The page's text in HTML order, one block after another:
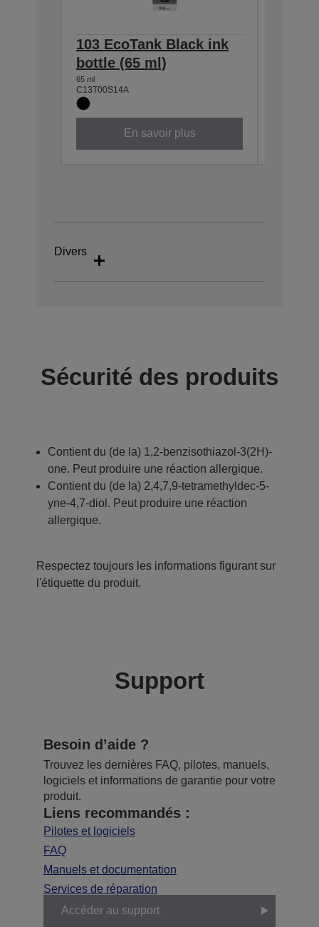
103 EcoTank Black ink
bottle (65 ml)
65 ml
C13T00S14A
En savoir plus
Divers
Sécurité des produits
Contient du (de la) 1,2-benzisothiazol-3(2H)-
one. Peut produire une réaction allergique.
Contient du (de la) 2,4,7,9-tetramethyldec-5-
yne-4,7-diol. Peut produire une réaction
allergique.
Respectez toujours les informations figurant sur
l'étiquette du produit.
Support
Besoin d’aide ?
Trouvez les dernières FAQ, pilotes, manuels,
logiciels et informations de garantie pour votre
produit.
Liens recommandés :
Pilotes et logiciels
FAQ
Manuels et documentation
Services de réparation
Accéder au support